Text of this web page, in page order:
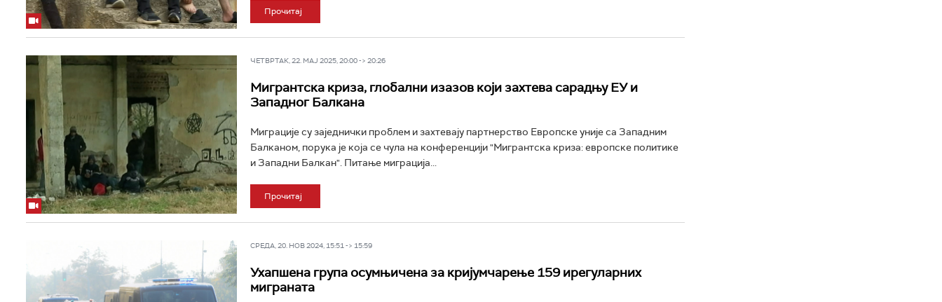
Прочитај
ЧЕТВРТАК, 22. МАЈ 2025, 20:00 -> 20:26
Мигрантска криза, глобални изазов који захтева сарадњу ЕУ и
Западног Балкана
Миграције су заједнички проблем и захтевају партнерство Европске уније са Западним
Балканом, порука је која се чула на конференцији "Мигрантска криза: европске политике
и Западни Балкан". Питање миграција...
Прочитај
СРЕДА, 20. НОВ 2024, 15:51 -> 15:59
Ухапшена група осумњичена за кријумчарење 159 ирегуларних
миграната